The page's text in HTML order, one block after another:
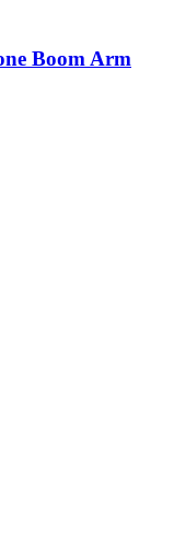
Boom Arm